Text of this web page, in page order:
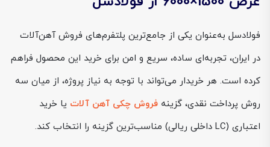
فولادسل به‌عنوان یکی از جامع‌ترین پلتفرم‌های فروش آهن‌آلات
در ایران، تجربه‌ای ساده، سریع و امن برای خرید این محصول فراهم
کرده است. هر خریدار می‌تواند با توجه به نیاز پروژه، از میان سه
روش پرداخت نقدی، گزینه فروش چکی آهن آلات یا خرید
اعتباری (LC داخلی ریالی) مناسب‌ترین گزینه را انتخاب کند.